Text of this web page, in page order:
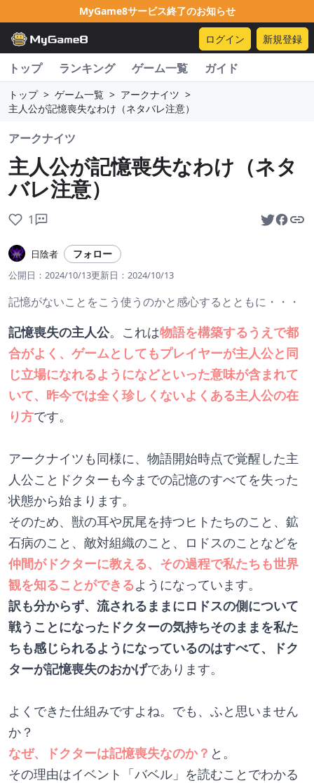
MyGame8サービス終了のお知らせ
ログイン 新規登録
トップ ランキング ゲーム一覧 ガイド
トップ > ゲーム一覧 > アークナイツ >
主人公が記憶喪失なわけ（ネタバレ注意）
アークナイツ
主人公が記憶喪失なわけ（ネタ
バレ注意）
1
日陰者 フォロー
公開日： 2024/10/13更新日： 2024/10/13
記憶がないことをこう使うのかと感心するとともに・・・
記憶喪失の主人公。これは物語を構築するうえで都
合がよく、ゲームとしてもプレイヤーが主人公と同
じ立場になれるようになどといった意味が含まれて
いて、昨今では全く珍しくないよくある主人公の在
り方です。
アークナイツも同様に、物語開始時点で覚醒した主
人公ことドクターも今までの記憶のすべてを失った
状態から始まります。
そのため、獣の耳や尻尾を持つヒトたちのこと、鉱
石病のこと、敵対組織のこと、ロドスのことなどを
仲間がドクターに教える、その過程で私たちも世界
観を知ることができるようになっています。
訳も分からず、流されるままにロドスの側について
戦うことになったドクターの気持ちそのままを私た
ちも感じられるようになっているのはすべて、ドク
ターが記憶喪失のおかげであります。
よくできた仕組みですよね。でも、ふと思いません
か？
なぜ、ドクターは記憶喪失なのか？ と。
その理由はイベント「バベル」を読むことでわかる